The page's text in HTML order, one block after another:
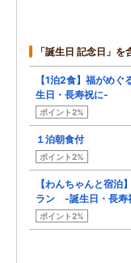
「誕生日 記念日」
【1泊2食】福がめ
生日・長寿祝に-
ポイント2%
１泊朝食付
ポイント2%
【わんちゃんと宿
ラン -誕生日・長寿
ポイント2%